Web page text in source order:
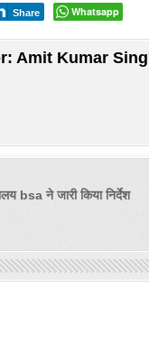
Share Whatsapp
Amit Kumar
bsa ने जारी किया निर्देश